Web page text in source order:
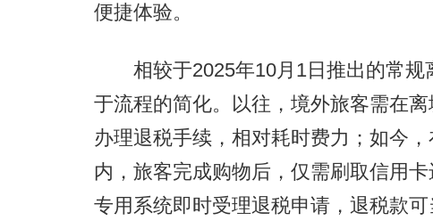
便捷体验。
相较于2025年10月1日推出的常规
于流程的简化。以往，境外旅客需在
办理退税手续，相对耗时费力；如今
内，旅客完成购物后，仅需刷取信用
专用系统即时受理退税申请，退税款